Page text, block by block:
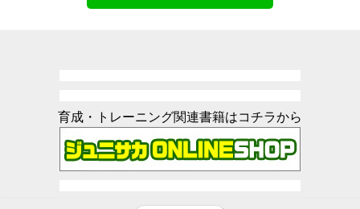
育成・トレーニング関連書籍はコチラから